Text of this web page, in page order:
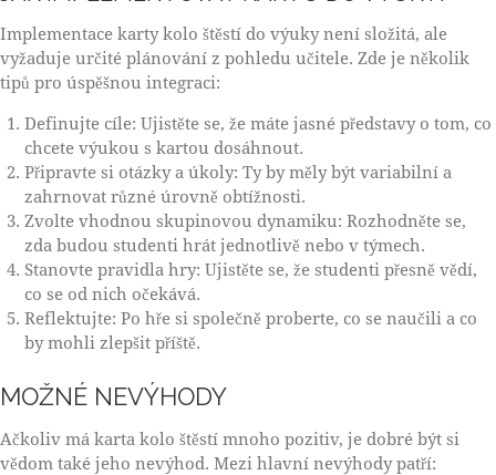
Implementace karty kolo štěstí do výuky není složitá, ale
vyžaduje určité plánování z pohledu učitele. Zde je několik
tipů pro úspěšnou integraci:
Definujte cíle: Ujistěte se, že máte jasné představy o tom, co
chcete výukou s kartou dosáhnout.
Připravte si otázky a úkoly: Ty by měly být variabilní a
zahrnovat různé úrovně obtížnosti.
Zvolte vhodnou skupinovou dynamiku: Rozhodněte se,
zda budou studenti hrát jednotlivě nebo v týmech.
Stanovte pravidla hry: Ujistěte se, že studenti přesně vědí,
co se od nich očekává.
Reflektujte: Po hře si společně proberte, co se naučili a co
by mohli zlepšit příště.
MOŽNÉ NEVÝHODY
Ačkoliv má karta kolo štěstí mnoho pozitiv, je dobré být si
vědom také jeho nevýhod. Mezi hlavní nevýhody patří: